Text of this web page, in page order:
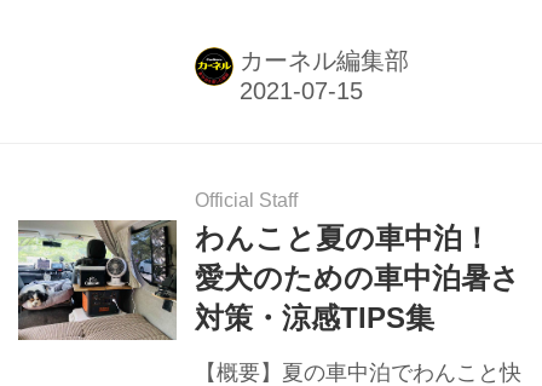
や内外装の装備やポイントなどを
4名に聞いた。
カーネル編集部
Official Staff
わんこと夏の車中泊！
愛犬のための車中泊暑さ
対策・涼感TIPS集
【概要】夏の車中泊でわんこと快